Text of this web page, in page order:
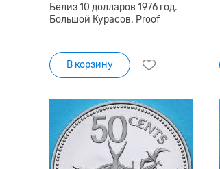
Белиз 10 долларов 1976 год.
Большой Курасов. Proof
В корзину